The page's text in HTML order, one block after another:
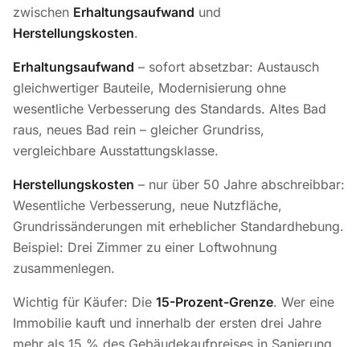
zwischen Erhaltungsaufwand und
Herstellungskosten.
Erhaltungsaufwand – sofort absetzbar: Austausch
gleichwertiger Bauteile, Modernisierung ohne
wesentliche Verbesserung des Standards. Altes Bad
raus, neues Bad rein – gleicher Grundriss,
vergleichbare Ausstattungsklasse.
Herstellungskosten – nur über 50 Jahre abschreibbar:
Wesentliche Verbesserung, neue Nutzfläche,
Grundrissänderungen mit erheblicher Standardhebung.
Beispiel: Drei Zimmer zu einer Loftwohnung
zusammenlegen.
Wichtig für Käufer: Die 15-Prozent-Grenze. Wer eine
Immobilie kauft und innerhalb der ersten drei Jahre
mehr als 15 % des Gebäudekaufpreises in Sanierung